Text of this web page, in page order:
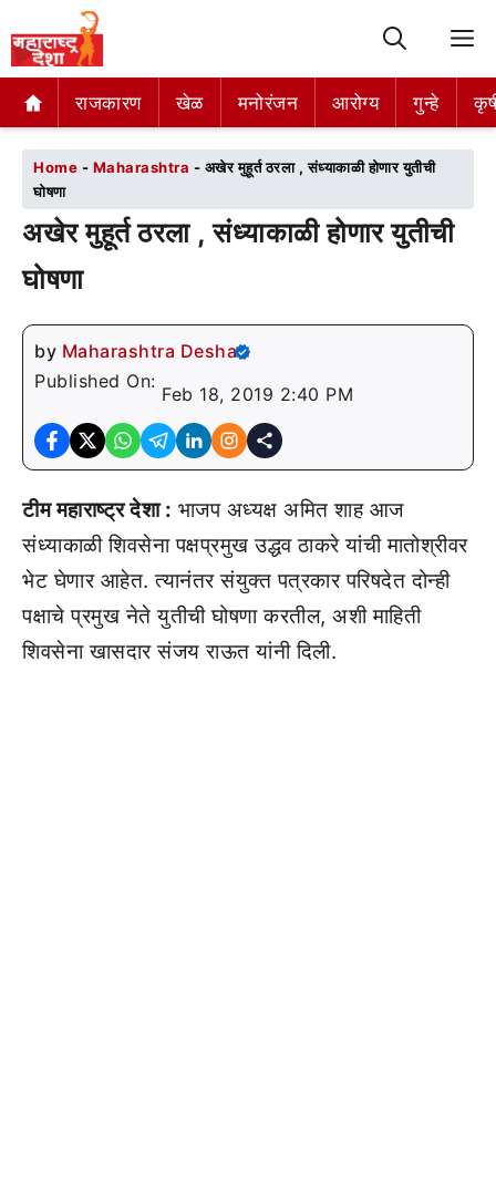
राजकारण खेळ मनोरंजन आरोग्य गुन्हे
राजकारण खेळ मनोरंजन आरोग्य गुन्हे
Home - Maharashtra - अखेर मुहूर्त ठरला , संध्याकाळी होणार युतीची
घोषणा
अखेर मुहूर्त ठरला , संध्याकाळी होणार युतीची
घोषणा
by Maharashtra Desha
Published On:
Feb 18, 2019 2:40 PM
टीम महाराष्ट्र देशा : भाजप अध्यक्ष अमित शाह आज
संध्याकाळी शिवसेना पक्षप्रमुख उद्धव ठाकरे यांची मातोश्रीवर
भेट घेणार आहेत. त्यानंतर संयुक्त पत्रकार परिषदेत दोन्ही
पक्षाचे प्रमुख नेते युतीची घोषणा करतील, अशी माहिती
शिवसेना खासदार संजय राऊत यांनी दिली.